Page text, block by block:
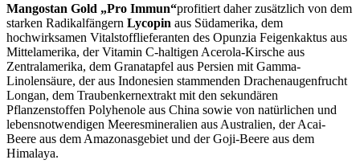
Mangostan Gold „Pro Immun“profitiert daher zusätzlich von dem
starken Radikalfängern Lycopin aus Südamerika, dem
hochwirksamen Vitalstofflieferanten des Opunzia Feigenkaktus aus
Mittelamerika, der Vitamin C-haltigen Acerola-Kirsche aus
Zentralamerika, dem Granatapfel aus Persien mit Gamma-
Linolensäure, der aus Indonesien stammenden Drachenaugenfrucht
Longan, dem Traubenkernextrakt mit den sekundären
Pflanzenstoffen Polyhenole aus China sowie von natürlichen und
lebensnotwendigen Meeresmineralien aus Australien, der Acai-
Beere aus dem Amazonasgebiet und der Goji-Beere aus dem
Himalaya.